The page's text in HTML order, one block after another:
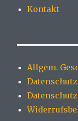
Kontakt
Allgem.
Datenschutz